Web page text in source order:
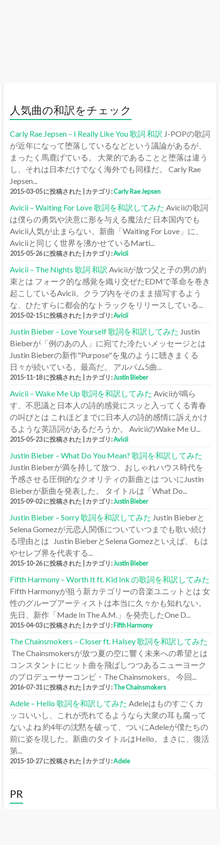
人気曲の和訳をチェック
Carly Rae Jepsen – I Really Like You 歌詞 和訳 J-POPの歌詞
が近年になって堕落しているなどという議論があるが、
まったく馬鹿げている。 大衆的であることと堕落は違う
し、それは日本だけでなく海外でも同様だ。 Carly Rae
Jepsen...
2015-03-05 に投稿された カテゴリ:Carly Rae Jepsen
Avicii – Waiting For Love 歌詞を和訳してみた Aviciiの歌詞
は僕らの勇気や決意に形を与える魔法だ 日本国内でも
Avicii人気が止まらない。新曲「Waiting For Love」に、
Aviciiと同じく世界を沸かせているMarti...
2015-05-26 に投稿された カテゴリ:Avicii
Avicii – The Nights 歌詞 和訳 Aviciiが放つ父と子の男の約
束とは フォーク的な感覚を織り交ぜたEDMで革命を巻き
起こしているAvicii。クラブ内をそのまま描写するよう
な、ひたすらに都会的なトラックをリリースしている...
2015-02-15 に投稿された カテゴリ:Avicii
Justin Bieber – Love Yourself 歌詞を和訳してみた Justin
Bieberが「例のあの人」に宛てた冷たいメッセージとは
Justin Bieberの新作"Purpose"を鬼のように聴きまくる
日々が続いている。最高だ。 アルバム5曲...
2015-11-18 に投稿された カテゴリ:Justin Bieber
Avicii – Wake Me Up 歌詞を和訳してみた Aviciiが鳴ら
す、不思議と日本人の詩的感覚にスッと入ってくる青春
の叫びとは これほどまでに日本人の詩的感情に訴えかけ
るような英語詞があるだろうか。 AviciiのWake Me U...
2015-05-23 に投稿された カテゴリ:Avicii
Justin Bieber – What Do You Mean? 歌詞を和訳してみた
Justin Bieberが満を持して放つ、おしゃれハウス時代を
予感させる圧倒的なクオリティの新曲とは ついにJustin
Bieberが新曲を発表した。 タイトルは「What Do...
2015-09-02 に投稿された カテゴリ:Justin Bieber
Justin Bieber – Sorry 歌詞を和訳してみた Justin Bieberと
Selena Gomezが元恋人関係についていつまでも歌い続け
る理由とは Justin BieberとSelena Gomezといえば、もは
やセレブ界を代表する...
2015-10-26 に投稿された カテゴリ:Justin Bieber
Fifth Harmony – Worth It ft. Kid Ink の歌詞を和訳してみた
Fifth Harmonyが狙う新カテゴリーの音楽ユニットとは 女
性のグループアーティストは本当に久々かも知れない。
先日、新作「Made In The A.M.」を発売したOne D...
2015-04-03 に投稿された カテゴリ:Fifth Harmony
The Chainsmokers – Closer ft. Halsey 歌詞を和訳してみた
The Chainsmokersが放つ夏の空に響く未来への希望とは
コンスタントにヒット曲を飛ばしつつあるニューヨーク
のプロデューサーコンビ・The Chainsmokers。 今回...
2016-07-31 に投稿された カテゴリ:The Chainsmokers
Adele – Hello 歌詞を和訳してみた Adeleはものすごくカ
ッコいいし、これが売れてるようなら大衆の耳も腐って
ないよね 約4年の沈黙を破って、ついにAdeleが僕たちの
前に姿を現した。新曲のタイトルはHello。まさに、復活
第...
2015-10-27 に投稿された カテゴリ:Adele
PR